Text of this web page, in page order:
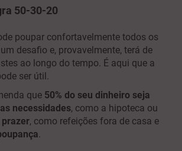
50-30-20
poupar confortavelmente todos os
desafio e, provavelmente, terá de
ao longo do tempo. É aqui que a
ser útil.
que 50% do seu dinheiro seja
necessidades, como a hipoteca ou
prazer, como refeições fora de casa e
.